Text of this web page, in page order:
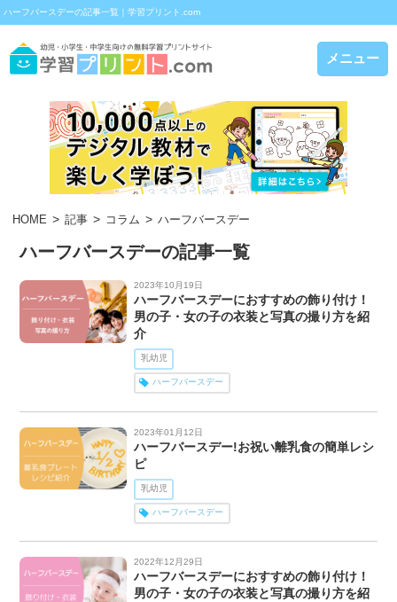
ハーフバースデーの記事一覧｜学習プリント.com
メニュー
HOME 記事 コラム ハーフバースデー
ハーフバースデーの記事一覧
2023年10月19日
ハーフバースデーにおすすめの飾り付け！
男の子・女の子の衣装と写真の撮り方を紹
介
乳幼児
ハーフバースデー
2023年01月12日
ハーフバースデー!お祝い離乳食の簡単レシ
ピ
乳幼児
ハーフバースデー
2022年12月29日
ハーフバースデーにおすすめの飾り付け！
男の子・女の子の衣装と写真の撮り方を紹